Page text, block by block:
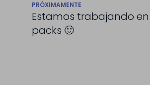
PRÓXIMAMENTE
Estamos trabajando
packs 🙂